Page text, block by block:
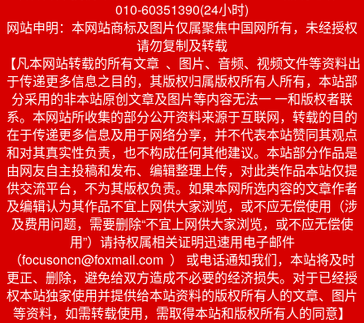
010-60351390(24小时)
网站申明：本网站商标及图片仅属聚焦中国网所有，未经授权
请勿复制及转载
【凡本网站转载的所有文章 、图片、音频、视频文件等资料出
于传递更多信息之目的，其版权归属版权所有人所有，本站部
分采用的非本站原创文章及图片等内容无法一 一和版权者联
系。本网站所收集的部分公开资料来源于互联网，转载的目的
在于传递更多信息及用于网络分享，并不代表本站赞同其观点
和对其真实性负责，也不构成任何其他建议。本站部分作品是
由网友自主投稿和发布、编辑整理上传，对此类作品本站仅提
供交流平台，不为其版权负责。如果本网所选内容的文章作者
及编辑认为其作品不宜上网供大家浏览，或不应无偿使用（涉
及费用问题，需要删除“不宜上网供大家浏览，或不应无偿使
用”）请持权属相关证明迅速用电子邮件
（focusoncn@foxmail.com ） 或电话通知我们，本站将及时
更正、删除，避免给双方造成不必要的经济损失。对于已经授
权本站独家使用并提供给本站资料的版权所有人的文章、图片
等资料，如需转载使用，需取得本站和版权所有人的同意】